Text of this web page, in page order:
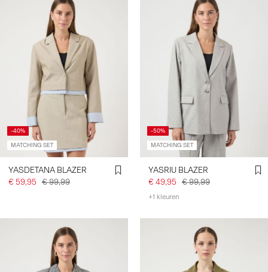
-40%
MATCHING SET
YASDETANA BLAZER
€ 59,95 € 99,99
-50%
MATCHING SET
YASRIU BLAZER
€ 49,95 € 99,99
+1 kleuren